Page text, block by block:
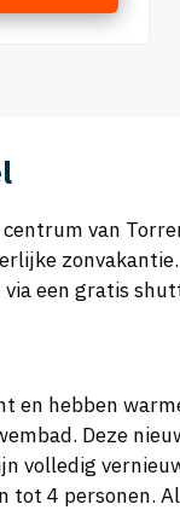
van
een gratis
en hebben
Deze
volledig
tot 4 personen.